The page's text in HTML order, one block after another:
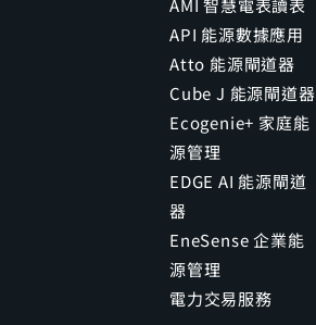
AMI 智慧電表讀表
API 能源數據應用
Atto 能源閘道器
Cube J 能源閘道器
Ecogenie+ 家庭能
源管理
EDGE AI 能源閘道
器
EneSense 企業能
源管理
電力交易服務